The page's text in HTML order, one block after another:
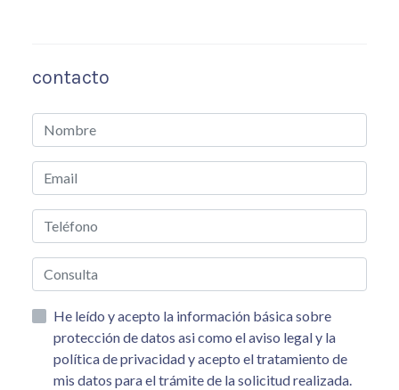
contacto
He leído y acepto la información básica sobre
protección de datos asi como el aviso legal y la
política de privacidad y acepto el tratamiento de
mis datos para el trámite de la solicitud realizada.